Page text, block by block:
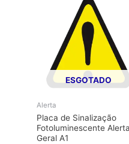
ESGOTADO
Alerta
Placa de Sinalização
Fotoluminescente Alerta
Geral A1